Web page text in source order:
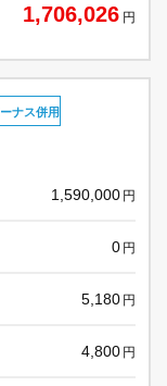
1,706,026 円
ナス併用
1,590,000 円
0 円
5,180 円
4,800 円